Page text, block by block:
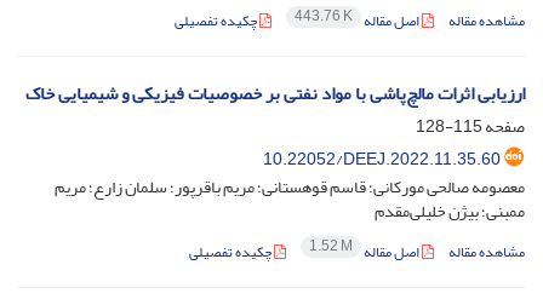
مشاهده مقاله اصل مقاله 443.76 K چکیده تفصیلی
ارزیابی اثرات مالچ‌پاشی با مواد نفتی بر خصوصیات فیزیکی و شیمیایی خاک
صفحه115-128
10.22052/DEEJ.2022.11.35.60
معصومه صالحی مورکانی؛ قاسم قوهستانی؛ مریم باقرپور؛ سلمان زارع؛ مریم
ممبنی؛ بیژن خلیلی‌مقدم
مشاهده مقاله اصل مقاله 1.52 M چکیده تفصیلی